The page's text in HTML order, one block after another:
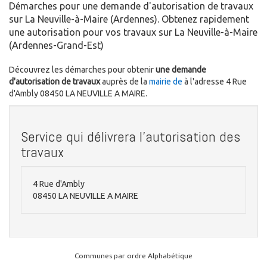
Démarches pour une demande d'autorisation de travaux
sur La Neuville-à-Maire (Ardennes). Obtenez rapidement
une autorisation pour vos travaux sur La Neuville-à-Maire
(Ardennes-Grand-Est)
Découvrez les démarches pour obtenirune demande
d'autorisation de travauxauprès de la mairie de à l'adresse 4 Rue
d'Ambly 08450 LA NEUVILLE A MAIRE.
Service qui délivrera l'autorisation des
travaux
4 Rue d'Ambly
08450 LA NEUVILLE A MAIRE
Communes par ordre Alphabétique